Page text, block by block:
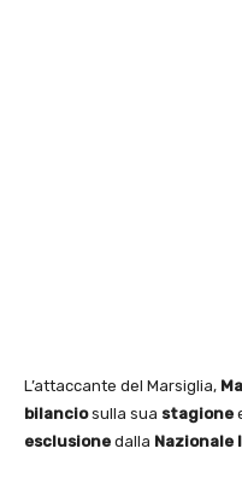
L’attaccante del Marsiglia,
bilanciosulla sua stagione
esclusione dalla Nazionale